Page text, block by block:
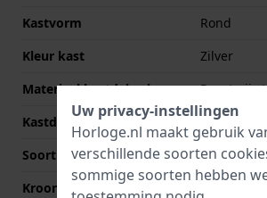
Kastvorm
Rond
Kleur kast
Zilver
Materiaal kastdeksel
Roestvrij
Kastdeksel
Soort glas
Saffier
Kroon
Uw privacy-instellingen
Horloge.nl maakt gebruik
verschillende soorten
sommige soorten hebben